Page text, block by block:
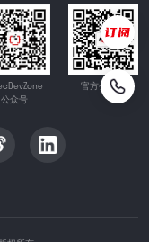
公众号
官方公众号